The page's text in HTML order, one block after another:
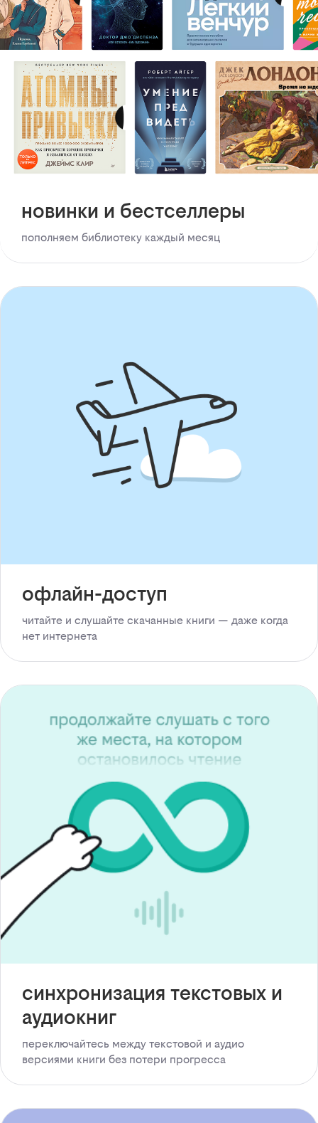
новинки и бестселлеры
пополняем библиотеку каждый месяц
офлайн-доступ
читайте и слушайте скачанные книги — даже когда
нет интернета
синхронизация текстовых и
аудиокниг
переключайтесь между текстовой и аудио
версиями книги без потери прогресса